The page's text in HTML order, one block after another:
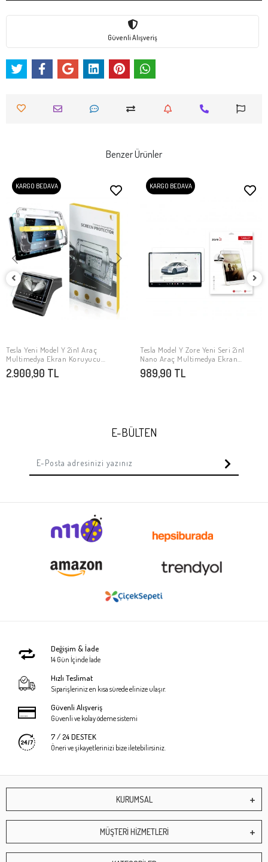
Güvenli Alışveriş
Benzer Ürünler
KARGO BEDAVA
SEPETE EKLE
Tesla Yeni Model Y 2in1 Araç
Multimedya Ekran Koruyucu
Uygulama Aparatlı Zore Premium
Temperli Cam Ekran Koruyucu
2.900,90 TL
KARGO BEDAVA
SEPETE EKLE
Tesla Model Y Zore Yeni Seri 2in1
Nano Araç Multimedya Ekran
Koruyucu
989,90 TL
E-BÜLTEN
Değişim & İade
14 Gün İçinde İade
Hızlı Teslimat
Siparişleriniz en kısa sürede elinize ulaşır.
Güvenli Alışveriş
Güvenli ve kolay ödeme sistemi
7 / 24 DESTEK
Öneri ve şikayetlerinizi bize iletebilirsiniz.
KURUMSAL
MÜŞTERİ HİZMETLERİ